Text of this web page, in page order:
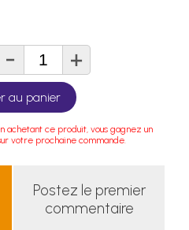
- +
au panier
ce produit, vous gagnez un
votre prochaine commande.
Postez le premier
commentaire